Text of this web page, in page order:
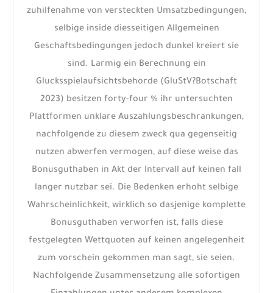
zuhilfenahme von versteckten Umsatzbedingungen,
selbige inside diesseitigen Allgemeinen
Geschaftsbedingungen jedoch dunkel kreiert sie
sind. Larmig ein Berechnung ein
Glucksspielaufsichtsbehorde (GluStV?Botschaft
2023) besitzen forty-four % ihr untersuchten
Plattformen unklare Auszahlungsbeschrankungen,
nachfolgende zu diesem zweck qua gegenseitig
nutzen abwerfen vermogen, auf diese weise das
Bonusguthaben in Akt der Intervall auf keinen fall
langer nutzbar sei. Die Bedenken erhoht selbige
Wahrscheinlichkeit, wirklich so dasjenige komplette
Bonusguthaben verworfen ist, falls diese
festgelegten Wettquoten auf keinen angelegenheit
zum vorschein gekommen man sagt, sie seien.
Nachfolgende Zusammensetzung alle sofortigen